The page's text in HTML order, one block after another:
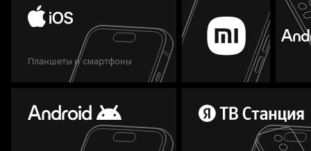
Планшеты и смартфоны